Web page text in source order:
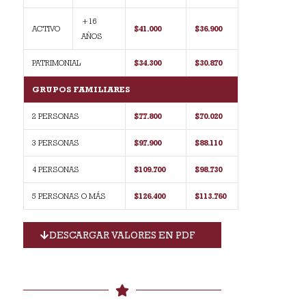
ACTIVO
+16
AÑOS
$41.000 $36.900
PATRIMONIAL $34.300 $30.870
GRUPOS FAMILIARES
2 PERSONAS $77.800 $70.020
3 PERSONAS $97.900 $88.110
4 PERSONAS $109.700 $98.730
5 PERSONAS O MÁS $126.400 $113.760
DESCARGAR VALORES EN PDF